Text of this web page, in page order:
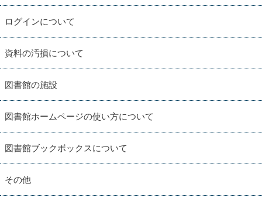
ログインについて
資料の汚損について
図書館の施設
図書館ホームページの使い方について
図書館ブックボックスについて
その他